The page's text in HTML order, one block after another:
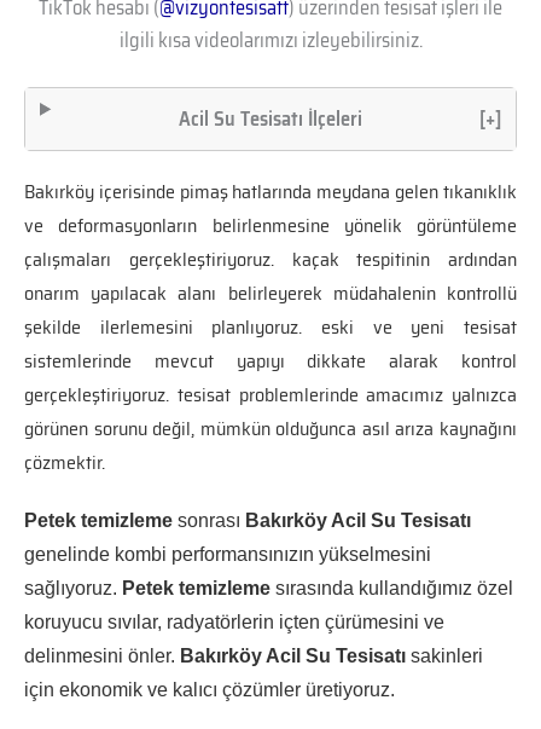
TikTok hesabı (@vizyontesisatt) üzerinden tesisat işleri ile
ilgili kısa videolarımızı izleyebilirsiniz.
Acil Su Tesisatı İlçeleri [+]
Bakırköy içerisinde pimaş hatlarında meydana gelen tıkanıklık
ve deformasyonların belirlenmesine yönelik görüntüleme
çalışmaları gerçekleştiriyoruz. kaçak tespitinin ardından
onarım yapılacak alanı belirleyerek müdahalenin kontrollü
şekilde ilerlemesini planlıyoruz. eski ve yeni tesisat
sistemlerinde mevcut yapıyı dikkate alarak kontrol
gerçekleştiriyoruz. tesisat problemlerinde amacımız yalnızca
görünen sorunu değil, mümkün olduğunca asıl arıza kaynağını
çözmektir.
Petek temizleme sonrası Bakırköy Acil Su Tesisatı
genelinde kombi performansınızın yükselmesini
sağlıyoruz. Petek temizleme sırasında kullandığımız özel
koruyucu sıvılar, radyatörlerin içten çürümesini ve
delinmesini önler. Bakırköy Acil Su Tesisatı sakinleri
için ekonomik ve kalıcı çözümler üretiyoruz.